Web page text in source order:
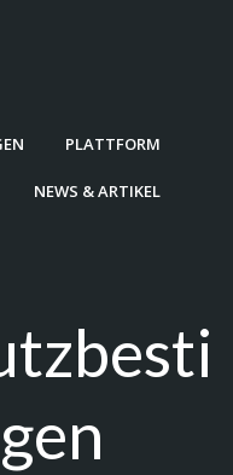
PLATTFORM
NEWS & ARTIKEL